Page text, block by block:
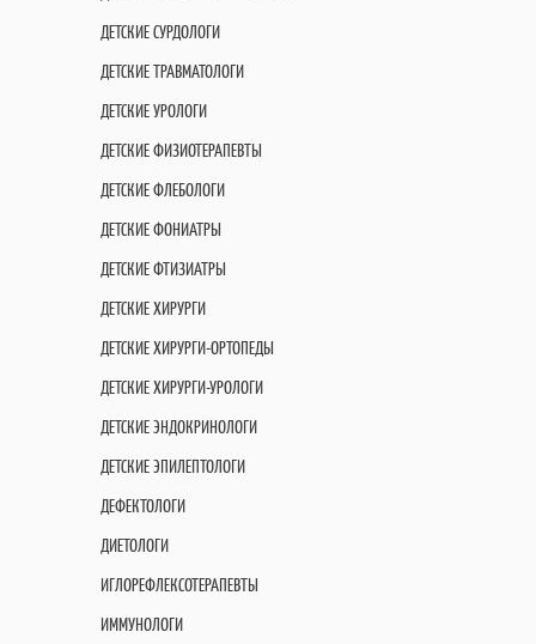
ДЕТСКИЕ СУРДОЛОГИ
ДЕТСКИЕ ТРАВМАТОЛОГИ
ДЕТСКИЕ УРОЛОГИ
ДЕТСКИЕ ФИЗИОТЕРАПЕВТЫ
ДЕТСКИЕ ФЛЕБОЛОГИ
ДЕТСКИЕ ФОНИАТРЫ
ДЕТСКИЕ ФТИЗИАТРЫ
ДЕТСКИЕ ХИРУРГИ
ДЕТСКИЕ ХИРУРГИ-ОРТОПЕДЫ
ДЕТСКИЕ ХИРУРГИ-УРОЛОГИ
ДЕТСКИЕ ЭНДОКРИНОЛОГИ
ДЕТСКИЕ ЭПИЛЕПТОЛОГИ
ДЕФЕКТОЛОГИ
ДИЕТОЛОГИ
ИГЛОРЕФЛЕКСОТЕРАПЕВТЫ
ИММУНОЛОГИ